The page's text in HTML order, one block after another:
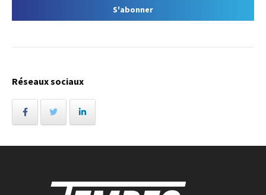
Réseaux sociaux